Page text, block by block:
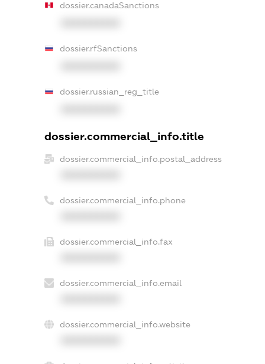
dossier.canadaSanctions
dossier.rfSanctions
dossier.russian_reg_title
dossier.commercial_info.title
dossier.commercial_info.postal_address
dossier.commercial_info.phone
dossier.commercial_info.fax
dossier.commercial_info.email
dossier.commercial_info.website